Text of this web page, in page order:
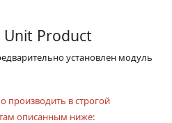
Unit Product
установлен модуль
производить в строгой
описанным ниже: